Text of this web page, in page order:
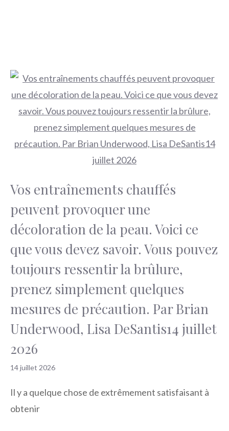
Vos entraînements chauffés
peuvent provoquer une
décoloration de la peau. Voici ce
que vous devez savoir. Vous pouvez
toujours ressentir la brûlure,
prenez simplement quelques
mesures de précaution. Par Brian
Underwood, Lisa DeSantis14 juillet
2026
14 juillet 2026
Il y a quelque chose de extrêmement satisfaisant à
obtenir